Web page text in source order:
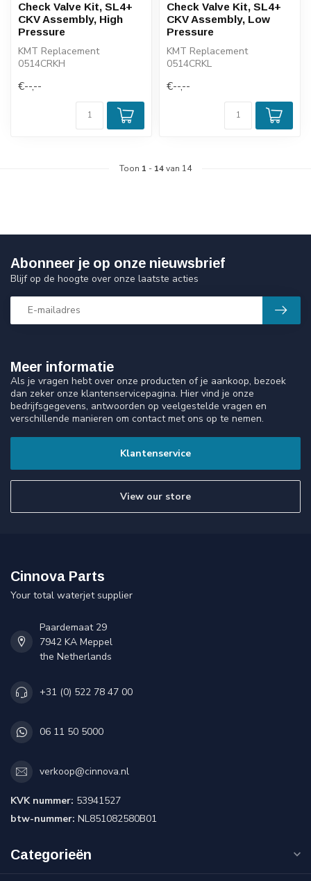
Check Valve Kit, SL4+
CKV Assembly, High
Pressure
KMT Replacement
0514CRKH
€--,--
Check Valve Kit, SL4+
CKV Assembly, Low
Pressure
KMT Replacement
0514CRKL
€--,--
Toon 1 - 14van 14
Meer informatie
Als je vragen hebt over onze producten of je aankoop, bezoek
dan zeker onze klantenservicepagina. Hier vind je onze
bedrijfsgegevens, antwoorden op veelgestelde vragen en
verschillende manieren om contact met ons op te nemen.
Klantenservice
View our store
Abonneer je op onze nieuwsbrief
Blijf op de hoogte over onze laatste acties
Cinnova Parts
Your total waterjet supplier
Paardemaat 29
7942 KA Meppel
the Netherlands
+31 (0) 522 78 47 00
06 11 50 5000
verkoop@cinnova.nl
KVK nummer: 53941527
btw-nummer: NL851082580B01
Categorieën